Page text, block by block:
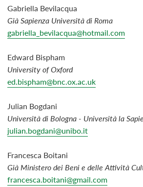
Gabriella Bevilacqua
Già Sapienza Università di Roma
gabriella_bevilacqua@hotmail.com
Edward Bispham
University of Oxford
ed.bispham@bnc.ox.ac.uk
Julian Bogdani
Università di Bologna - Università la
julian.bogdani@unibo.it
Francesca Boitani
Già Ministero dei Beni e delle Attività
francesca.boitani@gmail.com